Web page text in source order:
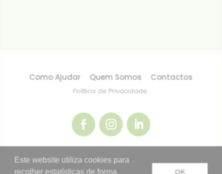
Como Ajudar Quem Somos Contactos
Política de Privacidade
© Dona Ajuda 2024
Este website utiliza cookies para
recolher estatísticas de forma
OK